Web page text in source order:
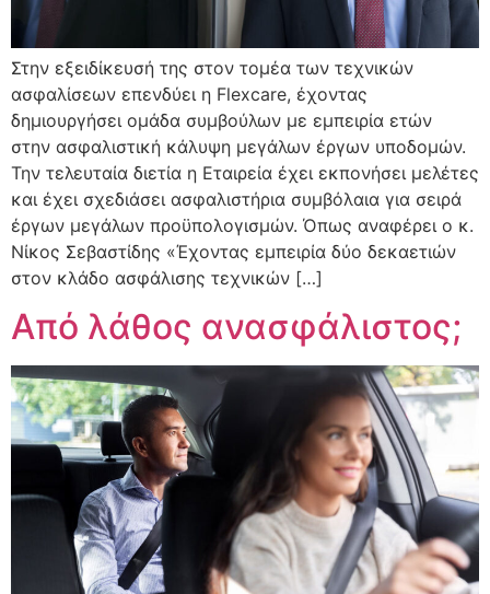
Στην εξειδίκευσή της στον τομέα των τεχνικών
ασφαλίσεων επενδύει η Flexcare, έχοντας
δημιουργήσει ομάδα συμβούλων με εμπειρία ετών
στην ασφαλιστική κάλυψη μεγάλων έργων υποδομών.
Την τελευταία διετία η Εταιρεία έχει εκπονήσει μελέτες
και έχει σχεδιάσει ασφαλιστήρια συμβόλαια για σειρά
έργων μεγάλων προϋπολογισμών. Όπως αναφέρει ο κ.
Νίκος Σεβαστίδης «Έχοντας εμπειρία δύο δεκαετιών
στον κλάδο ασφάλισης τεχνικών […]
Από λάθος ανασφάλιστος;